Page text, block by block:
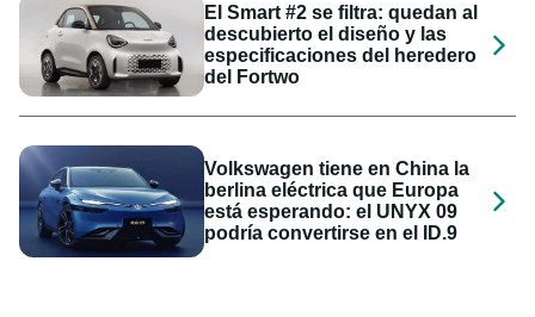
El Smart #2 se filtra: quedan al
descubierto el diseño y las
especificaciones del heredero
del Fortwo
Volkswagen tiene en China la
berlina eléctrica que Europa
está esperando: el UNYX 09
podría convertirse en el ID.9